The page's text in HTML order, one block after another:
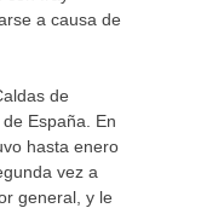
a causa de
de
España. En
hasta enero
vez a
general, y le